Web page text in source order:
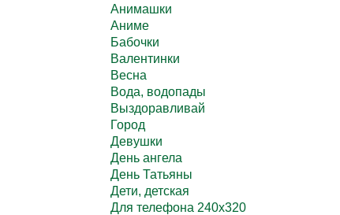
Анимашки
Аниме
Бабочки
Валентинки
Весна
Вода, водопады
Выздоравливай
Город
Девушки
День ангела
День Татьяны
Дети, детская
Для телефона 240х320